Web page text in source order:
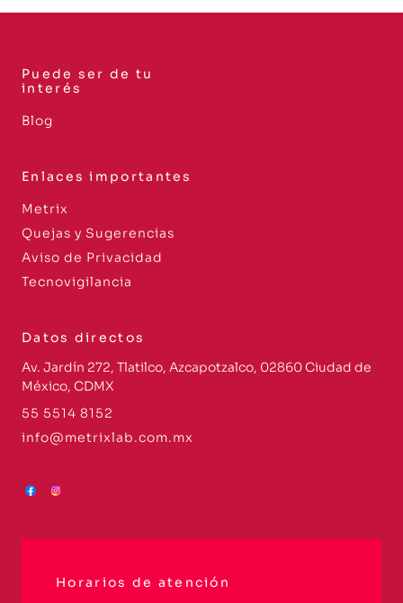
Puede ser de tu
interés
Blog
Enlaces importantes
Metrix
Quejas y Sugerencias
Aviso de Privacidad
Tecnovigilancia
Datos directos
Av. Jardín 272, Tlatilco, Azcapotzalco, 02860 Ciudad de
México, CDMX
55 5514 8152
info@metrixlab.com.mx
Horarios de atención